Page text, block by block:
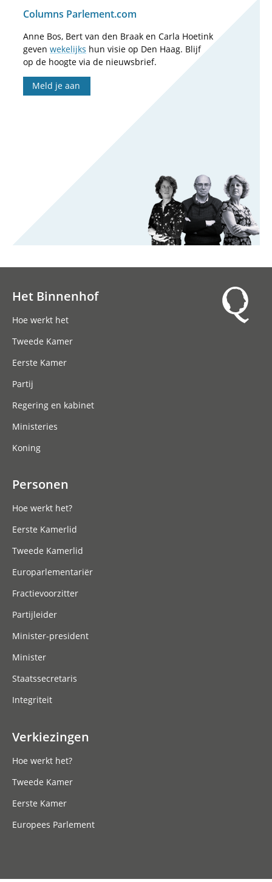
Columns Parlement.com
Anne Bos, Bert van den Braak en Carla Hoetink
geven wekelijks hun visie op Den Haag. Blijf
op de hoogte via de nieuwsbrief.
Meld je aan
Het Binnenhof
Hoe werkt het
Tweede Kamer
Eerste Kamer
Partij
Regering en kabinet
Ministeries
Koning
Personen
Hoe werkt het?
Eerste Kamerlid
Tweede Kamerlid
Europarlementariër
Fractievoorzitter
Partijleider
Minister-president
Minister
Staatssecretaris
Integriteit
Verkiezingen
Hoe werkt het?
Tweede Kamer
Eerste Kamer
Europees Parlement